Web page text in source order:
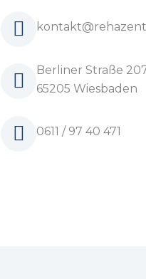
Berliner Straße 207
65205 Wiesbaden
0611 / 97 40 471